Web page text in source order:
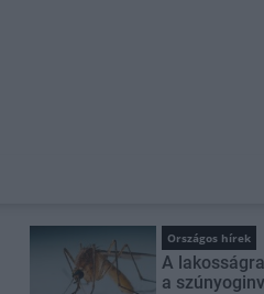
Országos hírek
A
a